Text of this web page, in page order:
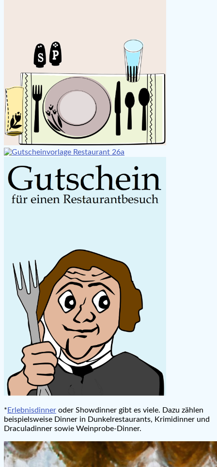
* Erlebnisdinner oder Showdinner gibt es viele. Dazu zählen
beispielsweise Dinner in Dunkelrestaurants, Krimidinner und
Draculadinner sowie Weinprobe-Dinner.